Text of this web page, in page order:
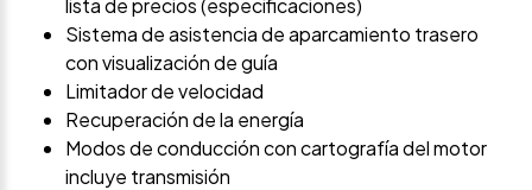
lista de precios (especificaciones)
Sistema de asistencia de aparcamiento trasero
con visualización de guía
Limitador de velocidad
Recuperación de la energía
Modos de conducción con cartografía del motor
incluye transmisión